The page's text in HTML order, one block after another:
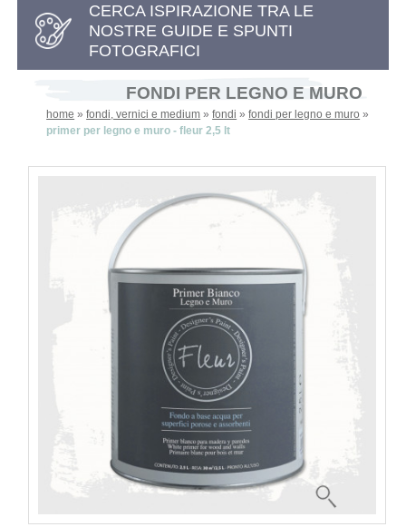
CERCA ISPIRAZIONE TRA LE
NOSTRE GUIDE E SPUNTI
FOTOGRAFICI
FONDI PER LEGNO E MURO
home »fondi, vernici e medium »fondi »fondi per legno e muro »
primer per legno e muro - fleur 2,5 lt